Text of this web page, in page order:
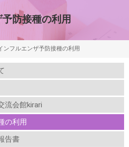
防接種の利用
ンフルエンザ予防接種の利用
流会館kirari
の利用
告書